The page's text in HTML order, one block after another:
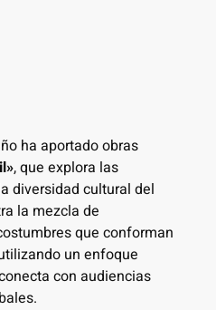
ha aportado obras
, que explora las
diversidad cultural del
la mezcla de
que conforman
un enfoque
con audiencias